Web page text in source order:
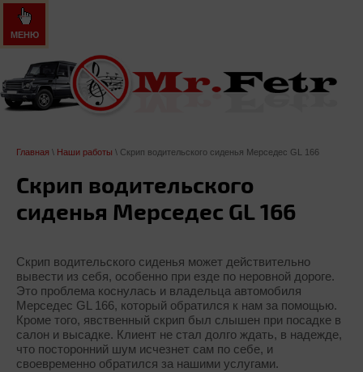
МЕНЮ
Главная \ Наши работы \ Скрип водительского сиденья Мерседес GL 166
Скрип водительского
сиденья Мерседес GL 166
Скрип водительского сиденья может действительно
вывести из себя, особенно при езде по неровной дороге.
Это проблема коснулась и владельца автомобиля
Мерседес GL 166, который обратился к нам за помощью.
Кроме того, явственный скрип был слышен при посадке в
салон и высадке. Клиент не стал долго ждать, в надежде,
что посторонний шум исчезнет сам по себе, и
своевременно обратился за нашими услугами.